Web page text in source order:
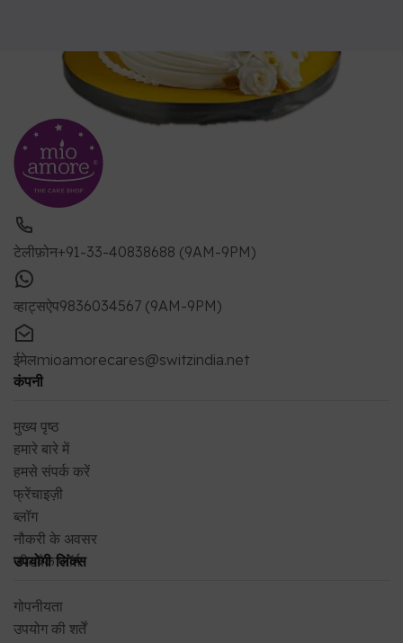
टेलीफ़ोन+91-33-40838688 (9AM-9PM)
व्हाट्सऐप9836034567 (9AM-9PM)
ईमेलmioamorecares@switzindia.net
कंपनी
मुख्य पृष्ठ
हमारे बारे में
हमसे संपर्क करें
फ्रेंचाइज़ी
ब्लॉग
नौकरी के अवसर
फीडबैक फॉर्म
उपयोगी लिंक्स
गोपनीयता
उपयोग की शर्तें